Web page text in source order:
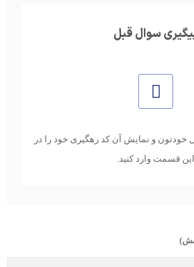
سوال قبل
خودتون و نمایش آن کد رهگیری خود را در
این قسمت وارد کنید.